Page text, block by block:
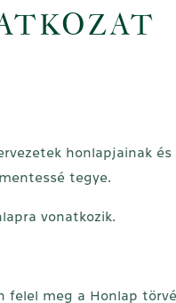
honlapjainak
tegye.
vonatkozik.
felel meg a Honlap